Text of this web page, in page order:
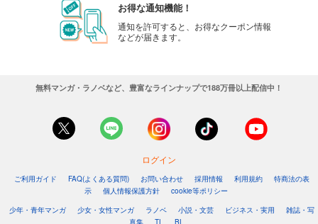
お得な通知機能！
通知を許可すると、お得なクーポン情報
などが届きます。
無料マンガ・ラノベなど、豊富なラインナップで188万冊以上配信中！
ログイン
ご利用ガイド FAQ(よくある質問) お問い合わせ 採用情報 利用規約
特商法の表
示
個人情報保護方針
cookie等ポリシー
少年・青年マンガ
少女・女性マンガ ラノベ 小説・文芸 ビジネス・実用
雑誌・写
真集
TL BL